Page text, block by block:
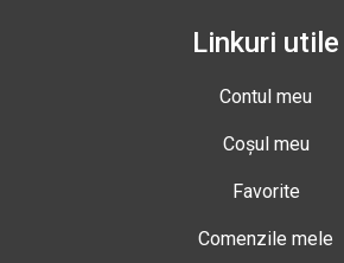
Linkuri utile
Contul meu
Coșul meu
Favorite
Comenzile mele